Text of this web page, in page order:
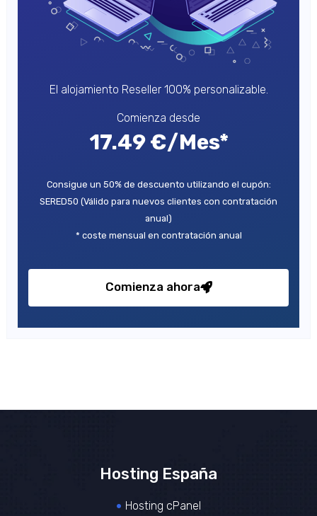
El alojamiento Reseller 100% personalizable.
Comienza desde
17.49 €/Mes*
Consigue un 50% de descuento utilizando el cupón:
SERED50 (Válido para nuevos clientes con contratación
anual)
* coste mensual en contratación anual
Comienza ahora
Hosting España
Hosting cPanel